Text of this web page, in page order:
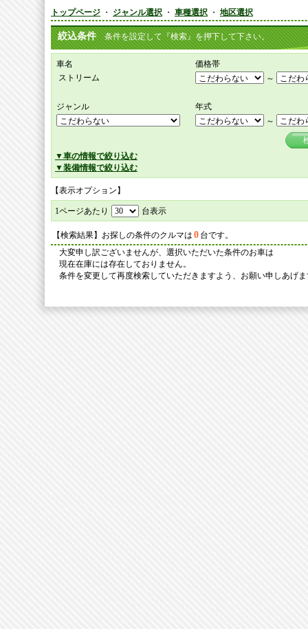
トップページ ・ ジャンル選択 ・ 車種選択 ・ 地区選択
絞込条件 条件を設定して『検索』を押下して下さい。
車名
価格帯
ストリーム
～
ジャンル
年式
～
▼車の情報で絞り込む
▼装備情報で絞り込む
【表示オプション】
1ページあたり 台表示
【検索結果】お探しの条件のクルマは 0 台です。
大変申し訳ございませんが、選択いただいた条件のお車は
現在在庫には存在しておりません。
条件を変更して再度検索していただきますよう、お願い申しあげ